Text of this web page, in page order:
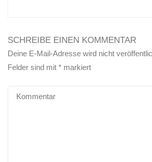
SCHREIBE EINEN KOMMENTAR
Deine E-Mail-Adresse wird nicht
Felder sind mit* markiert